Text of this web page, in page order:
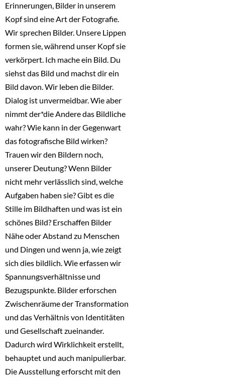
Erinnerungen, Bilder in unserem
Kopf sind eine Art der Fotografie.
Wir sprechen Bilder. Unsere Lippen
formen sie, während unser Kopf sie
verkörpert. Ich mache ein Bild. Du
siehst das Bild und machst dir ein
Bild davon. Wir leben die Bilder.
Dialog ist unvermeidbar. Wie aber
nimmt der*die Andere das Bildliche
wahr? Wie kann in der Gegenwart
das fotografische Bild wirken?
Trauen wir den Bildern noch,
unserer Deutung? Wenn Bilder
nicht mehr verlässlich sind, welche
Aufgaben haben sie? Gibt es die
Stille im Bildhaften und was ist ein
schönes Bild? Erschaffen Bilder
Nähe oder Abstand zu Menschen
und Dingen und wenn ja, wie zeigt
sich dies bildlich. Wie erfassen wir
Spannungsverhältnisse und
Bezugspunkte. Bilder erforschen
Zwischenräume der Transformation
und das Verhältnis von Identitäten
und Gesellschaft zueinander.
Dadurch wird Wirklichkeit erstellt,
behauptet und auch manipulierbar.
Die Ausstellung erforscht mit den